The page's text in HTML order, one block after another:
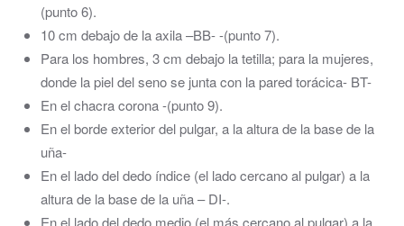
(punto 6).
10 cm debajo de la axila –BB- -(punto 7).
Para los hombres, 3 cm debajo la tetilla; para la mujeres,
donde la piel del seno se junta con la pared torácica- BT-
En el chacra corona -(punto 9).
En el borde exterior del pulgar, a la altura de la base de la
uña-
En el lado del dedo índice (el lado cercano al pulgar) a la
altura de la base de la uña – DI-.
En el lado del dedo medio (el más cercano al pulgar) a la